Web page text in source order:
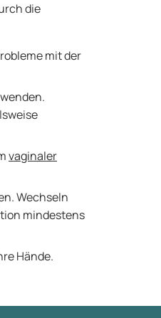
die
mit der
vaginaler
Wechseln
mindestens
Hände.